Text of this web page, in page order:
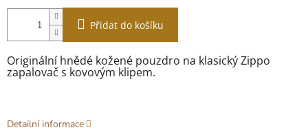
Přidat do košíku
Originální hnědé kožené pouzdro na klasický Zippo
zapalovač s kovovým klipem.
Detailní informace